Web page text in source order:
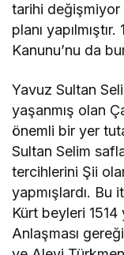
tarihi değişmiyor
planı
Kanunu’nu da
Yavuz Sultan
yaşanmış olan
önemli bir yer
Sultan Selim
tercihlerini Şii
yapmışlardı. Bu
Kürt beyleri 1514
Anlaşması